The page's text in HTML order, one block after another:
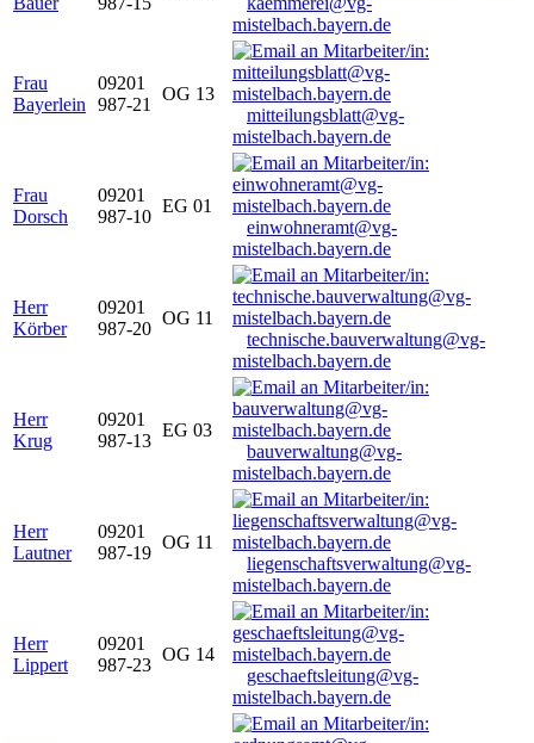
mistelbach.bayern.de
Frau
Bayerlein
09201
987-21
OG 13
mitteilungsblatt@vg-
mistelbach.bayern.de
Frau
Dorsch
09201
987-10
EG 01
einwohneramt@vg-
mistelbach.bayern.de
Herr
Körber
09201
987-20
OG 11
technische.bauverwaltung@vg-
mistelbach.bayern.de
Herr
Krug
09201
987-13
EG 03
bauverwaltung@vg-
mistelbach.bayern.de
Herr
Lautner
09201
987-19
OG 11
liegenschaftsverwaltung@vg-
mistelbach.bayern.de
Herr
Lippert
09201
987-23
OG 14
geschaeftsleitung@vg-
mistelbach.bayern.de